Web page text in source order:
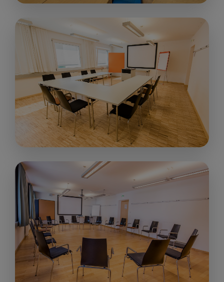
„Seminarraum II“
ab € 150,00
43 m²
up to 20
people
„Seminarraum III “
ab € 150,00
38 m²
up to 16
people